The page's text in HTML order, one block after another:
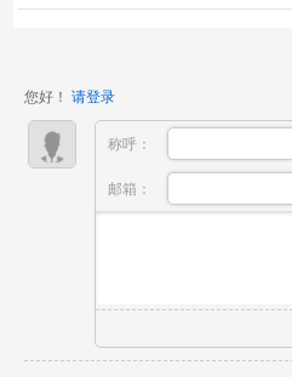
优势，无疑是一个非常
您好！ 请登录
称呼：
邮箱：